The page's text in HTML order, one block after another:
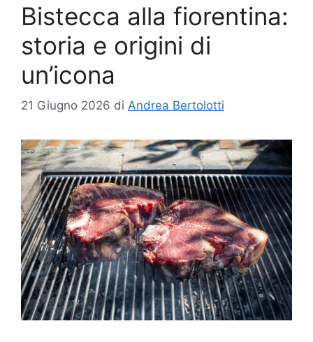
Bistecca alla fiorentina:
storia e origini di
un’icona
21 Giugno 2026 di Andrea Bertolotti